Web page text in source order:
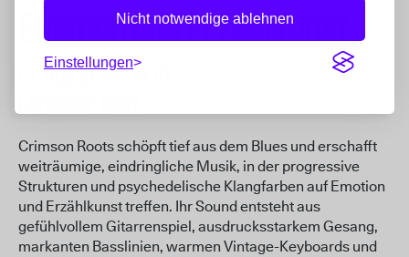
Nicht notwendige ablehnen
Einstellungen
Emotion und Erzählkunst
01. Aug 2026,19:10
Crimson Roots schöpft tief aus dem Blues und erschafft
weiträumige, eindringliche Musik, in der progressive
Strukturen und psychedelische Klangfarben auf Emotion
und Erzählkunst treffen. Ihr Sound entsteht aus
gefühlvollem Gitarrenspiel, ausdrucksstarkem Gesang,
markanten Basslinien, warmen Vintage-Keyboards und